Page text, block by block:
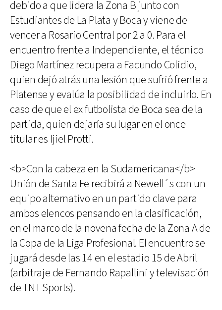
debido a que lidera la Zona B junto con
Estudiantes de La Plata y Boca y viene de
vencer a Rosario Central por 2 a 0. Para el
encuentro frente a Independiente, el técnico
Diego Martínez recupera a Facundo Colidio,
quien dejó atrás una lesión que sufrió frente a
Platense y evalúa la posibilidad de incluirlo. En
caso de que el ex futbolista de Boca sea de la
partida, quien dejaría su lugar en el once
titular es Ijiel Protti.
<b>Con la cabeza en la Sudamericana</b>
Unión de Santa Fe recibirá a Newell´s con un
equipo alternativo en un partido clave para
ambos elencos pensando en la clasificación,
en el marco de la novena fecha de la Zona A de
la Copa de la Liga Profesional. El encuentro se
jugará desde las 14 en el estadio 15 de Abril
(arbitraje de Fernando Rapallini y televisación
de TNT Sports).